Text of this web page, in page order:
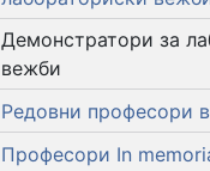
Демонстратори за
вежби
Редовни професори
Професори In